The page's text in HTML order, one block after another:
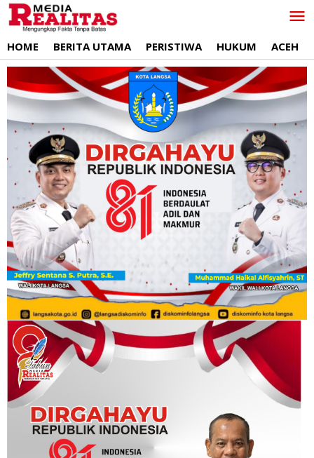
Lewati
ke
HOME BERITA UTAMA PERISTIWA HUKUM ACEH